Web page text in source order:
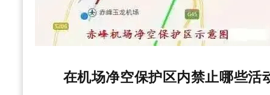
在机场净空保护区内禁止哪些活